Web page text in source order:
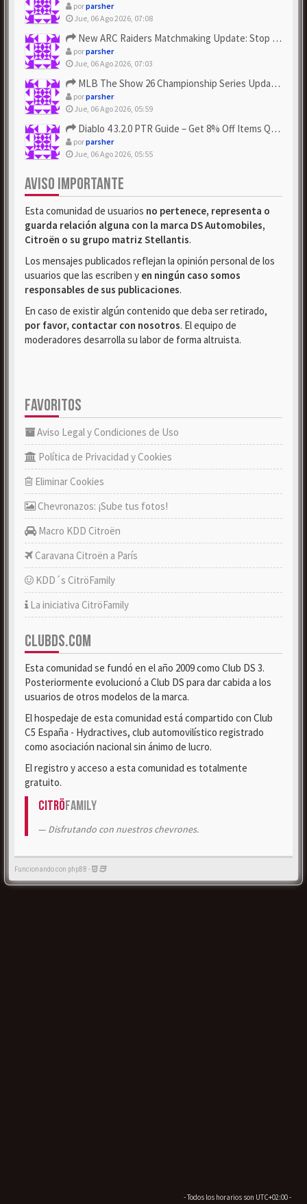
porparsher
Jue, 06 Ago 2026, 07:08
New ARC Raiders Matchmaking Update: Stop Failed - Grab Bluep...
porparsher
Jue, 06 Ago 2026, 07:03
MLB The Show 26 Championship Series Update! Get Cheap & ...
porparsher
Jue, 06 Ago 2026, 05:59
Diablo 4 3.2.0 PTR Guide – Get 8% Off Items Quickly to Test ...
porparsher
Jue, 06 Ago 2026, 05:55
AVISO IMPORTANTE
Esta comunidad de usuarios no pertenece, representa o
guarda relación alguna con la marca DS Automobiles,
Citroën o su grupo matriz Stellantis.
Los mensajes publicados reflejan la opinión personal de los
usuarios que las escriben y en ningún caso somos
responsables de sus publicaciones.
En caso de existir algún contenido que deba ser retirado,
por favor, contactar con nosotros. El equipo de
moderadores desarrolla su labor de forma altruista.
FAVORITOS
Aviso Legal y Condiciones de Uso
Política de Privacidad y Cookies
Eliminar Cookies
Chevronazos: ¡Sube tus fotos!
Macro KDD Citroën
Caravana Citroën a París
KDD´s CitröFamily
La iniciativa CitröFamily
CLUBDS.COM
Esta comunidad se fundó en el año 2009 como Club DS 3.
Posteriormente evolucionó a Club DS para dar cabida a los
usuarios de otros modelos de la marca.
El hospedaje de esta comunidad está compartido con Club
C5 España - Hydractives, club automovilístico registrado
como asociación nacional sin ánimo de lucro.
El registro y acceso a esta comunidad es totalmente
gratuito.
CitröFamily
Disfrutando con nuestros chevrones.
Funcionando con phpBB -
- Todos los horarios son UTC+02:00-